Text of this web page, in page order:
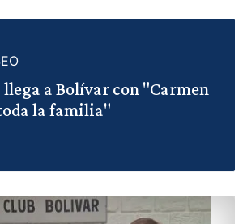
a Bolívar con "Carmen
la familia"